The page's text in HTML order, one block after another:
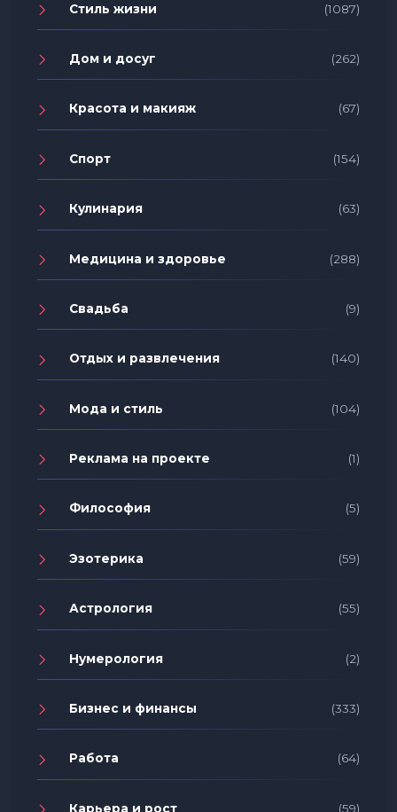
Стиль жизни (1087)
Дом и досуг (262)
Красота и макияж (67)
Спорт (154)
Кулинария (63)
Медицина и здоровье (288)
Свадьба (9)
Отдых и развлечения (140)
Мода и стиль (104)
Реклама на проекте (1)
Философия (5)
Эзотерика (59)
Астрология (55)
Нумерология (2)
Бизнес и финансы (333)
Работа (64)
Карьера и рост (59)